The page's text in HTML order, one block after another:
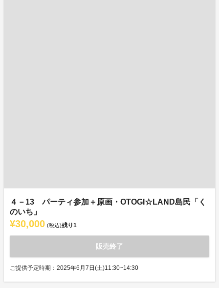
４－13 パーティ参加＋原画・OTOGI☆LAND島民「く
のいち」
¥30,000 (税込)残り1
販売終了
ご提供予定時期：2025年6月7日(土)11:30~14:30